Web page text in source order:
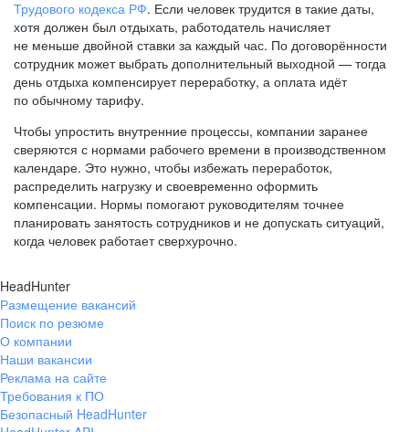
Трудового кодекса РФ. Если человек трудится в такие даты,
хотя должен был отдыхать, работодатель начисляет
не меньше двойной ставки за каждый час. По договорённости
сотрудник может выбрать дополнительный выходной — тогда
день отдыха компенсирует переработку, а оплата идёт
по обычному тарифу.
Чтобы упростить внутренние процессы, компании заранее
сверяются с нормами рабочего времени в производственном
календаре. Это нужно, чтобы избежать переработок,
распределить нагрузку и своевременно оформить
компенсации. Нормы помогают руководителям точнее
планировать занятость сотрудников и не допускать ситуаций,
когда человек работает сверхурочно.
HeadHunter
Размещение вакансий
Поиск по резюме
О компании
Наши вакансии
Реклама на сайте
Требования к ПО
Безопасный HeadHunter